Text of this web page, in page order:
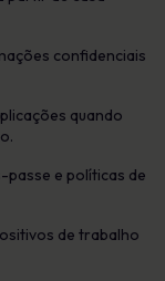
confidenciais
quando
e políticas de
de trabalho